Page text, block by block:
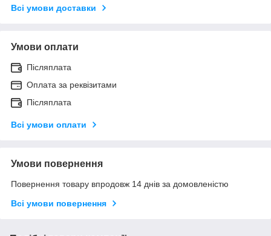
Всі умови доставки
Умови оплати
Післяплата
Оплата за реквізитами
Післяплата
Всі умови оплати
Умови повернення
Повернення товару впродовж 14 днів за домовленістю
Всі умови повернення